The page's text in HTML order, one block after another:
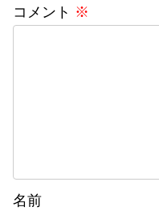
コメント ※
名前